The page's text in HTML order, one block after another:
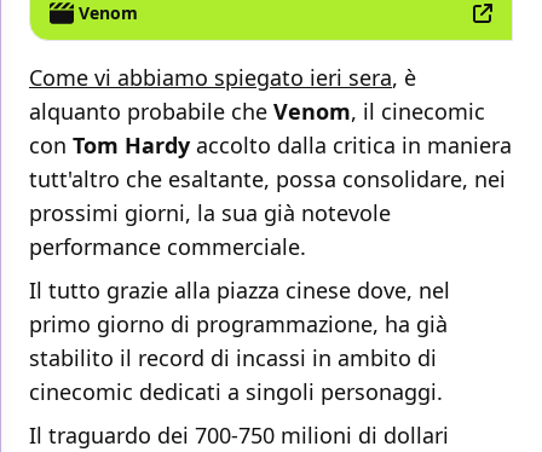
Venom
Come vi abbiamo spiegato ieri sera, è
alquanto probabile che Venom, il cinecomic
con Tom Hardy accolto dalla critica in maniera
tutt'altro che esaltante, possa consolidare, nei
prossimi giorni, la sua già notevole
performance commerciale.
Il tutto grazie alla piazza cinese dove, nel
primo giorno di programmazione, ha già
stabilito il record di incassi in ambito di
cinecomic dedicati a singoli personaggi.
Il traguardo dei 700-750 milioni di dollari